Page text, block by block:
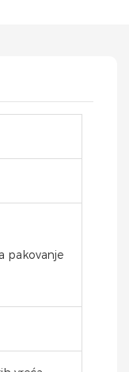
pakovanje